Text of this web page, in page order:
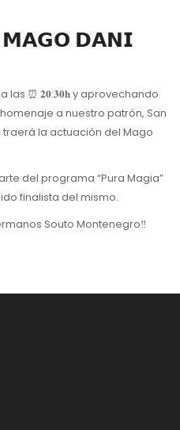
𝗠𝗔𝗚𝗢 𝗗𝗔𝗡𝗜
a las ⏰ 𝟐𝟎:𝟑𝟎𝐡 y aprovechando
a nuestro patrón, San
traerá la actuación del Mago
del programa “Pura Magia”
finalista del mismo.
Souto Montenegro‼️